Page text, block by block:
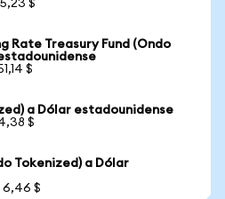
$
Rate Treasury Fund (Ondo
$
a Dólar estadounidense
$
Tokenized) a Dólar
6,46 $